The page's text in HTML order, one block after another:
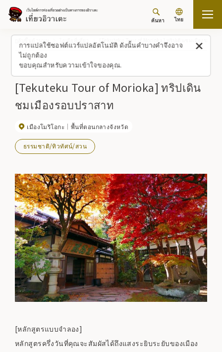
การแปลใช้ซอฟต์แวร์แปลอัตโนมัติ ดังนั้นคำบางคำจึงอาจ
ไม่ถูกต้อง
ขอบคุณสำหรับความเข้าใจของคุณ.
ค้นหา ไทย
กลับขึ้นด้านบน ไอเดียที่เที่ยว [Tekuteku Tour of Morioka] ทริปเดินชมเมืองรอบปร
[Tekuteku Tour of Morioka] ทริปเดิน
ชมเมืองรอบปราสาท
เมืองโมริโอกะ พื้นที่ตอนกลางจังหวัด
ธรรมชาติ/ทิวทัศน์/สวน
[หลักสูตรแบบจำลอง]
หลักสูตรครึ่งวันที่คุณจะสัมผัสได้ถึงแสงระยิบระยับของเมือง